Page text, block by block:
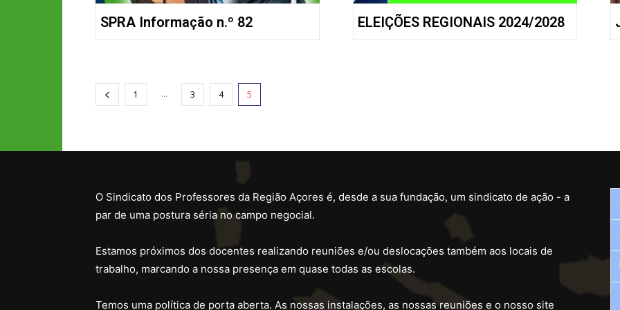
SPRA Informação n.º 82 ELEIÇÕES REGIONAIS 2024/2028
1 ... 3 4 5
O Sindicato dos Professores da Região Açores é, desde a sua fundação, um sindicato de ação - a
par de uma postura séria no campo negocial.
Estamos próximos dos docentes realizando reuniões e/ou deslocações também aos locais de
trabalho, marcando a nossa presença em quase todas as escolas.
Temos uma política de porta aberta. As nossas instalações, as nossas reuniões e o nosso site